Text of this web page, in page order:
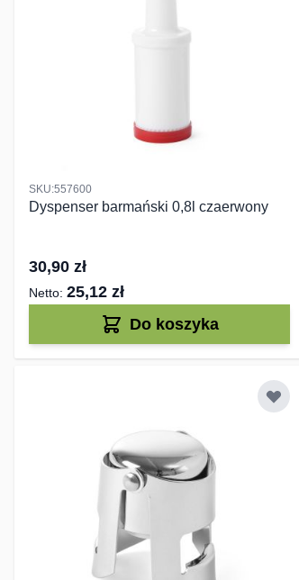
SKU:557600
Dyspenser barmański 0,8l czaerwony
30,90 zł
25,12 zł
Do koszyka